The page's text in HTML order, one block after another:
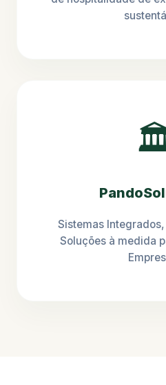
Sistemas
Soluções à medida